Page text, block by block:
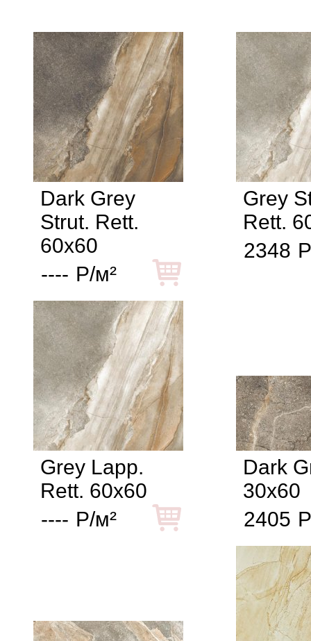
Dark Grey
Strut. Rett.
60x60
---- Р/м²
Grey
Rett.
2348
Grey Lapp.
Rett. 60x60
---- Р/м²
Dark
30x60
2405